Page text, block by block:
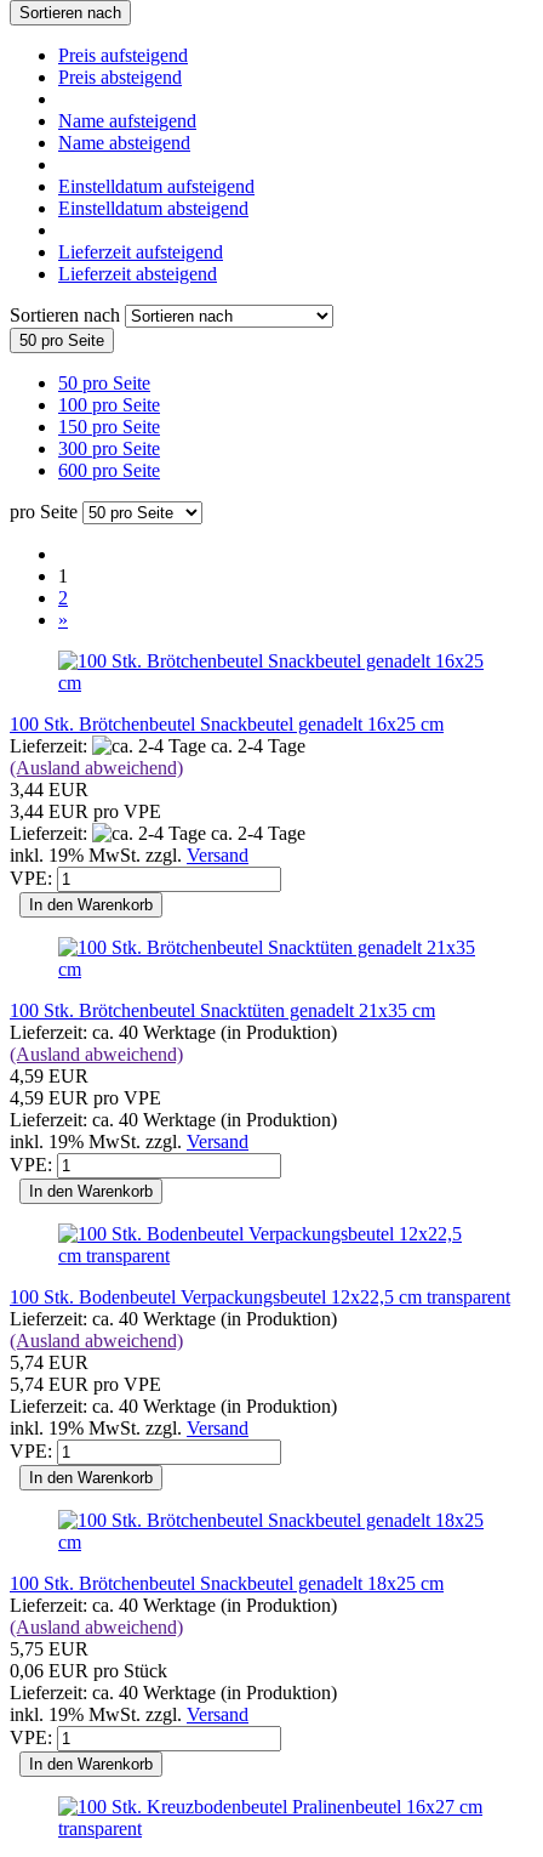
Sortieren nach
Preis aufsteigend
Preis absteigend
Name aufsteigend
Name absteigend
Einstelldatum aufsteigend
Einstelldatum absteigend
Lieferzeit aufsteigend
Lieferzeit absteigend
Sortieren nach
50 pro Seite
50 pro Seite
100 pro Seite
150 pro Seite
300 pro Seite
600 pro Seite
pro Seite
1
2
»
100 Stk. Brötchenbeutel Snackbeutel genadelt 16x25 cm
Lieferzeit:
ca. 2-4 Tage
(Ausland abweichend)
3,44 EUR
3,44 EUR pro VPE
Lieferzeit:
ca. 2-4 Tage
inkl. 19% MwSt. zzgl. Versand
VPE:
In den Warenkorb
100 Stk. Brötchenbeutel Snacktüten genadelt 21x35 cm
Lieferzeit: ca. 40 Werktage (in Produktion)
(Ausland abweichend)
4,59 EUR
4,59 EUR pro VPE
Lieferzeit: ca. 40 Werktage (in Produktion)
inkl. 19% MwSt. zzgl. Versand
VPE:
In den Warenkorb
100 Stk. Bodenbeutel Verpackungsbeutel 12x22,5 cm transparent
Lieferzeit: ca. 40 Werktage (in Produktion)
(Ausland abweichend)
5,74 EUR
5,74 EUR pro VPE
Lieferzeit: ca. 40 Werktage (in Produktion)
inkl. 19% MwSt. zzgl. Versand
VPE:
In den Warenkorb
100 Stk. Brötchenbeutel Snackbeutel genadelt 18x25 cm
Lieferzeit: ca. 40 Werktage (in Produktion)
(Ausland abweichend)
5,75 EUR
0,06 EUR pro Stück
Lieferzeit: ca. 40 Werktage (in Produktion)
inkl. 19% MwSt. zzgl. Versand
VPE:
In den Warenkorb